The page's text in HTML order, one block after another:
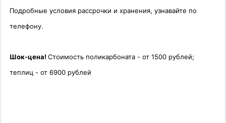
Подробные условия рассрочки и хранения, узнавайте по
телефону.
Шок-цена!Стоимость поликарбоната - от 1500 рублей;
теплиц - от 6900 рублей